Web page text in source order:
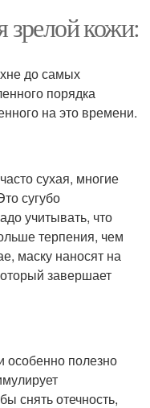
кожи:
до самых
порядка
на это времени.
сухая, многие
сугубо
учитывать, что
терпения, чем
маску наносят на
завершает
особенно полезно
снять отечность,